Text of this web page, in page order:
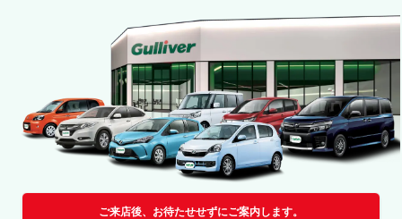
ご来店後、お待たせせずにご案内します。